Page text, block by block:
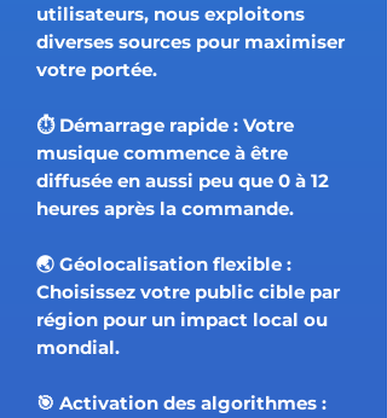
utilisateurs, nous exploitons
diverses sources pour maximiser
votre portée.
⏱ Démarrage rapide : Votre
musique commence à être
diffusée en aussi peu que 0 à 12
heures après la commande.
🌏 Géolocalisation flexible :
Choisissez votre public cible par
région pour un impact local ou
mondial.
🎯 Activation des algorithmes :